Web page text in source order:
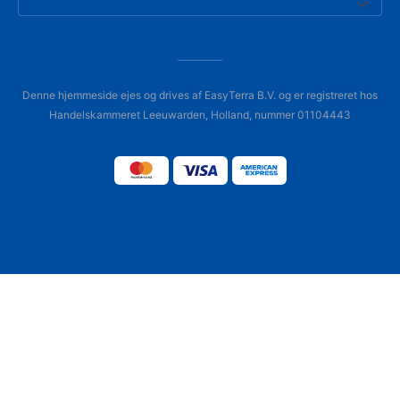
Denne hjemmeside ejes og drives af EasyTerra B.V. og er registreret hos
Handelskammeret Leeuwarden, Holland, nummer 01104443